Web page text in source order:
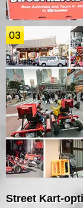
03
Street Kart-